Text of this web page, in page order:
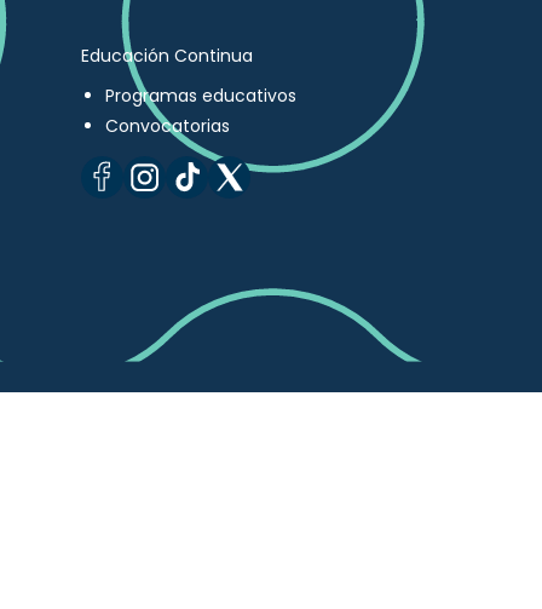
Educación Continua
Programas educativos
Convocatorias